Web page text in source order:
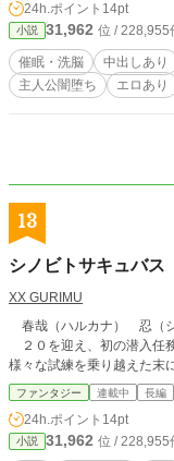
24h.ポイント 14pt
小説 31,962 位 / 228,955
催眠・洗脳 中出しあり
主人公闇堕ち
エロあり
13
シノビトサキュバス
XX GURIMU
春哉（ハルカナ） 忍（シ
２０を迎え、初の潜入
様々な試練を乗り越えた末
ファンタジー 連載中 長編
24h.ポイント 14pt
小説 31,962 位 / 228,955